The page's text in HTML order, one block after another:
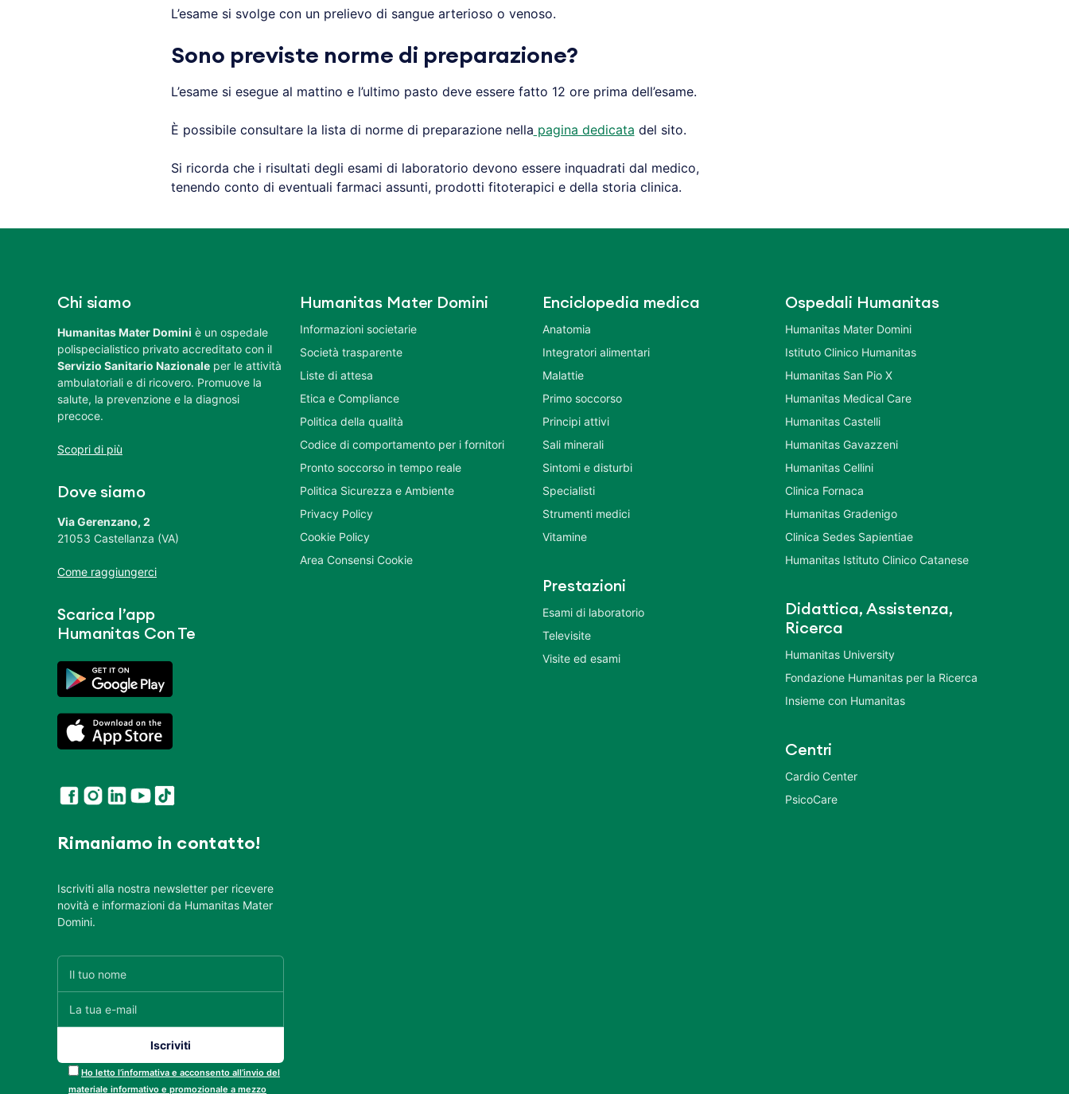
L’esame si svolge con un prelievo di sangue arterioso o venoso.
Sono previste norme di preparazione?
L’esame si esegue al mattino e l’ultimo pasto deve essere fatto 12 ore prima dell’esame.
È possibile consultare la lista di norme di preparazione nella pagina dedicata del sito.
Si ricorda che i risultati degli esami di laboratorio devono essere inquadrati dal medico,
tenendo conto di eventuali farmaci assunti, prodotti fitoterapici e della storia clinica.
Chi siamo
Humanitas Mater Domini è un ospedale
polispecialistico privato accreditato con il
Servizio Sanitario Nazionale per le attività
ambulatoriali e di ricovero. Promuove la
salute, la prevenzione e la diagnosi
precoce.
Scopri di più
Dove siamo
Via Gerenzano, 2
21053 Castellanza (VA)
Come raggiungerci
Scarica l’app
Humanitas Con Te
Rimaniamo in contatto!
Iscriviti alla nostra newsletter per ricevere
novità e informazioni da Humanitas Mater
Domini.
Ho letto l’informativa e acconsento all’invio del
materiale informativo e promozionale a mezzo
Humanitas Mater Domini
Informazioni societarie
Società trasparente
Liste di attesa
Etica e Compliance
Politica della qualità
Codice di comportamento per i fornitori
Pronto soccorso in tempo reale
Politica Sicurezza e Ambiente
Privacy Policy
Cookie Policy
Area Consensi Cookie
Enciclopedia medica
Anatomia
Integratori alimentari
Malattie
Primo soccorso
Principi attivi
Sali minerali
Sintomi e disturbi
Specialisti
Strumenti medici
Vitamine
Prestazioni
Esami di laboratorio
Televisite
Visite ed esami
Ospedali Humanitas
Humanitas Mater Domini
Istituto Clinico Humanitas
Humanitas San Pio X
Humanitas Medical Care
Humanitas Castelli
Humanitas Gavazzeni
Humanitas Cellini
Clinica Fornaca
Humanitas Gradenigo
Clinica Sedes Sapientiae
Humanitas Istituto Clinico Catanese
Didattica, Assistenza,
Ricerca
Humanitas University
Fondazione Humanitas per la Ricerca
Insieme con Humanitas
Centri
Cardio Center
PsicoCare